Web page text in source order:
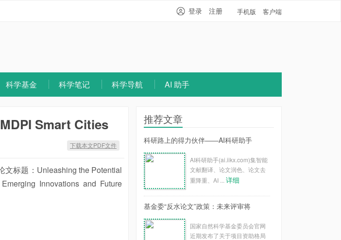
手机版 客户端
登录 注册
科学基金 科学笔记 科学导航 AI 助手
Smart Cities
下载本文PDF文件
文标题：Unleashing the Potential
Innovations and Future
推荐文章
科研路上的得力伙伴——AI科研助手
AI科研助手(ai.iikx.com)集智能
文献翻译、论文润色、论文去
重降重、AI ... 详细
基金委“反水论文”政策：未来评审将
国家自然科学基金委员会官网
近期发布了关于项目资助格局